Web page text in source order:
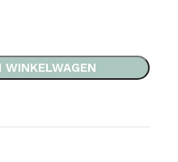
WINKELWAGEN